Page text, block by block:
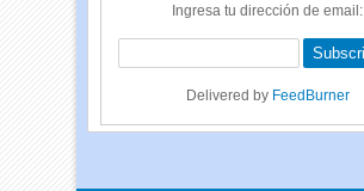
Ingresa tu dirección de email:
Delivered by FeedBurner